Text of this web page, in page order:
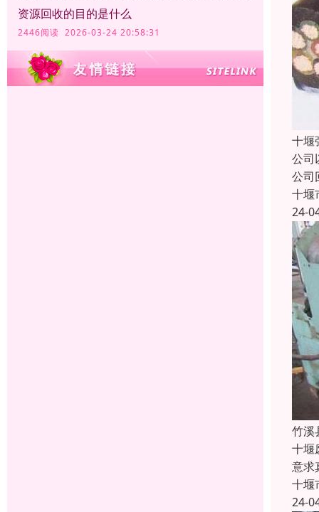
资源回收的目的是什么
2446阅读 2026-03-24 20:58:31
十堰
公司
公司
十堰
24-
竹溪
十堰
意求
十堰
24-